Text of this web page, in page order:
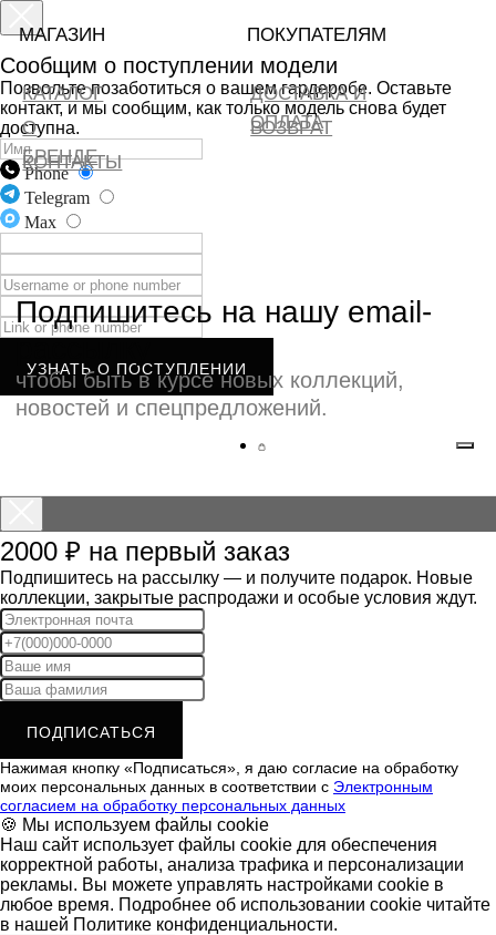
Сообщим о поступлении модели
Позвольте позаботиться о вашем гардеробе. Оставьте
контакт, и мы сообщим, как только модель снова будет
доступна.
Phone
Telegram
Max
УЗНАТЬ О ПОСТУПЛЕНИИ
2000 ₽ на первый заказ
Подпишитесь на рассылку — и получите подарок. Новые
коллекции, закрытые распродажи и особые условия ждут.
ПОДПИСАТЬСЯ
Нажимая кнопку «Подписаться», я даю согласие на обработку
моих персональных данных в соответствии с Электронным
согласием на обработку персональных данных
🍪 Мы используем файлы cookie
Наш сайт использует файлы cookie для обеспечения
корректной работы, анализа трафика и персонализации
рекламы. Вы можете управлять настройками cookie в
любое время. Подробнее об использовании cookie читайте
в нашей Политике конфиденциальности.
МАГАЗИН
КАТАЛОГ
О
БРЕНДЕ
КОНТАКТЫ
ПОКУПАТЕЛЯМ
ДОСТАВКА И
ОПЛАТА
ВОЗВРАТ
Подпишитесь на нашу email-
рассылку
чтобы быть в курсе новых коллекций,
новостей и спецпредложений.